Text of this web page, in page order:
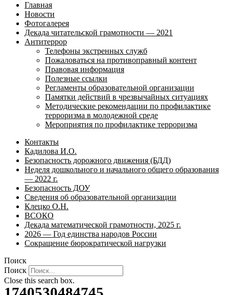
Главная
Новости
Фотогалерея
Декада читательской грамотности — 2021
Антитеррор
Телефоны экстренных служб
Пожаловаться на противоправный контент
Правовая информация
Полезные ссылки
Регламенты образовательной организации
Памятки действий в чрезвычайных ситуациях
Методические рекомендации по профилактике
терроризма в молодежной среде
Мероприятия по профилактике терроризма
Контакты
Кадилова И.О.
Безопасность дорожного движения (БДД)
Неделя дошкольного и начального общего образования
— 2022 г.
Безопасность ДОУ
Сведения об образовательной организации
Клецко О.Н.
ВСОКО
Декада математической грамотности, 2025 г.
2026 — Год единства народов России
Сокращение бюрократической нагрузки
Поиск
Поиск
Close this search box.